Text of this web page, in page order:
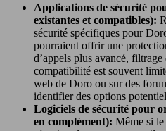
Applications de sécurité
existantes et compatibles):
sécurité spécifiques pour
pourraient offrir une
d’appels plus avancé,
compatibilité est souvent
web de Doro ou sur des
identifier des options
Logiciels de sécurité pour
en complément): Même si